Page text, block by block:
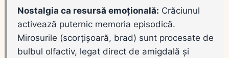
Nostalgia ca resursă emoțională: Crăciunul
activează puternic memoria episodică.
Mirosurile (scorțișoară, brad) sunt procesate de
bulbul olfactiv, legat direct de amigdală și